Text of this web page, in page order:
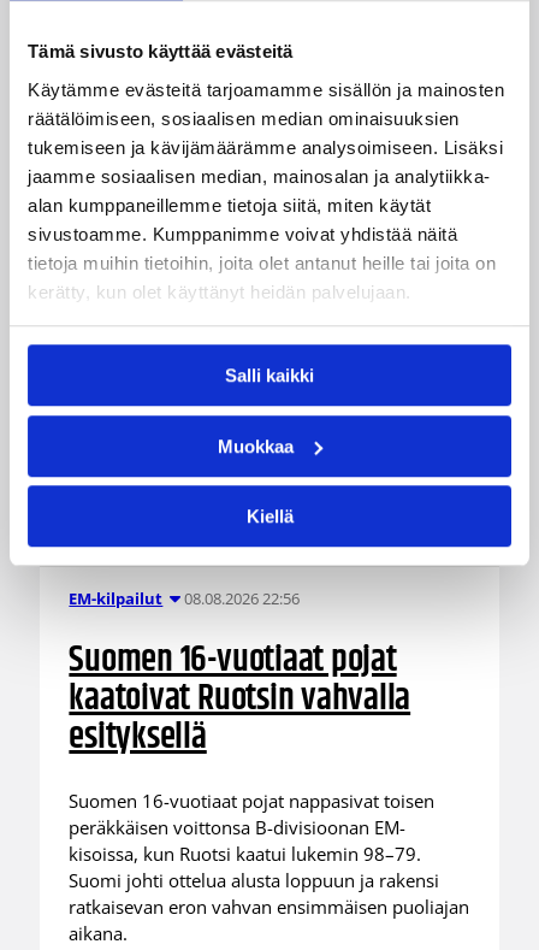
Tämä sivusto käyttää evästeitä
Käytämme evästeitä tarjoamamme sisällön ja mainosten
räätälöimiseen, sosiaalisen median ominaisuuksien
tukemiseen ja kävijämäärämme analysoimiseen. Lisäksi
jaamme sosiaalisen median, mainosalan ja analytiikka-
alan kumppaneillemme tietoja siitä, miten käytät
sivustoamme. Kumppanimme voivat yhdistää näitä
tietoja muihin tietoihin, joita olet antanut heille tai joita on
kerätty, kun olet käyttänyt heidän palvelujaan.
Salli kaikki
Muokkaa
Kiellä
Naisten joukkue nappasi avauspäivänä kaksi
voittoa neljästä ottelustaan, kun taas miesten
joukkue haastoi vastustajiaan tiukoissa
kamppailuissa, mutta jäi tällä kertaa ilman
voittoja.
EM-kilpailut 08.08.2026 22:56
Suomen 16-vuotiaat pojat
kaatoivat Ruotsin vahvalla
esityksellä
Suomen 16-vuotiaat pojat nappasivat toisen
peräkkäisen voittonsa B-divisioonan EM-
kisoissa, kun Ruotsi kaatui lukemin 98–79.
Suomi johti ottelua alusta loppuun ja rakensi
ratkaisevan eron vahvan ensimmäisen puoliajan
aikana.